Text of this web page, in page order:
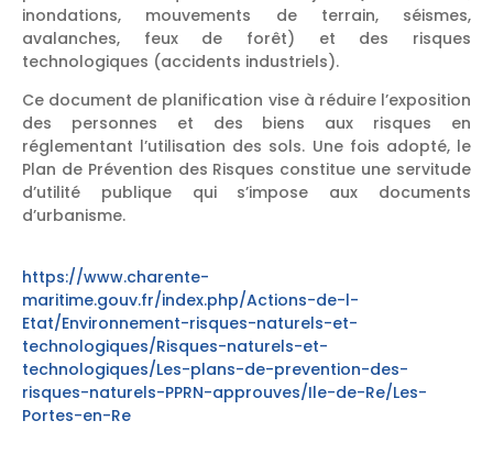
inondations, mouvements de terrain, séismes,
avalanches, feux de forêt) et des risques
technologiques (accidents industriels).
Ce document de planification vise à réduire l’exposition
des personnes et des biens aux risques en
réglementant l’utilisation des sols. Une fois adopté, le
Plan de Prévention des Risques constitue une servitude
d’utilité publique qui s’impose aux documents
d’urbanisme.
https://www.charente-
maritime.gouv.fr/index.php/Actions-de-l-
Etat/Environnement-risques-naturels-et-
technologiques/Risques-naturels-et-
technologiques/Les-plans-de-prevention-des-
risques-naturels-PPRN-approuves/Ile-de-Re/Les-
Portes-en-Re